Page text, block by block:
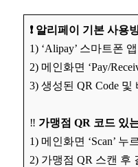
❗️ 알리페이 기본 사용
1) ‘Alipay’ 스마트폰
2) 메인화면 ‘Pay/
3) 생성된 QR Code 및
‼️ 가맹점 QR 코드 있
1) 메인화면 ‘Scan’ 누
2) 가맹점 QR 스캔 후